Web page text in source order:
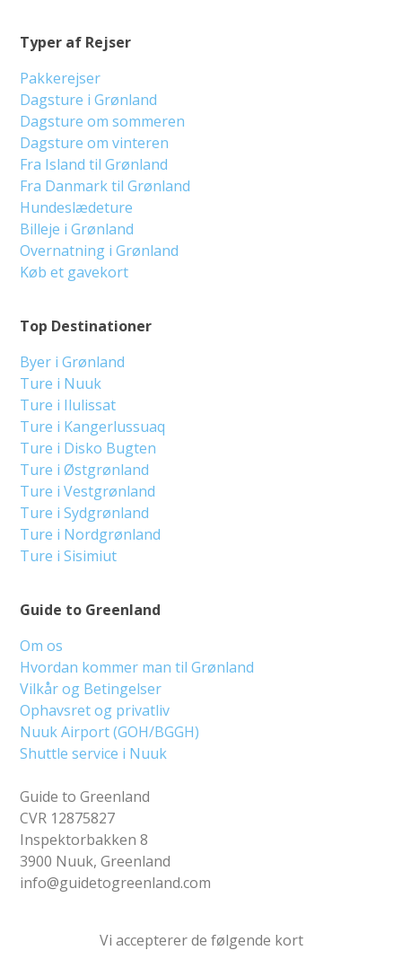
Guide to Greenland
Om os
Hvordan kommer man til Grønland
Vilkår og Betingelser
Ophavsret og privatliv
Nuuk Airport (GOH/BGGH)
Shuttle service i Nuuk
Guide to Greenland
CVR 12875827
Inspektorbakken 8
3900 Nuuk, Greenland
info@guidetogreenland.com
Top Destinationer
Byer i Grønland
Ture i Nuuk
Ture i Ilulissat
Ture i Kangerlussuaq
Ture i Disko Bugten
Ture i Østgrønland
Ture i Vestgrønland
Ture i Sydgrønland
Ture i Nordgrønland
Ture i Sisimiut
Typer af Rejser
Pakkerejser
Dagsture i Grønland
Dagsture om sommeren
Dagsture om vinteren
Fra Island til Grønland
Fra Danmark til Grønland
Hundeslædeture
Billeje i Grønland
Overnatning i Grønland
Køb et gavekort
Vi accepterer de følgende kort